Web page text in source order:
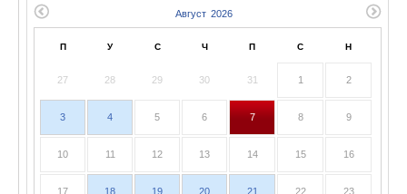
П У С Ч П С Н
27 28 29 30 31 1 2
3 4 5 6 7 8 9
10 11 12 13 14 15 16
17 18 19 20 21 22 23